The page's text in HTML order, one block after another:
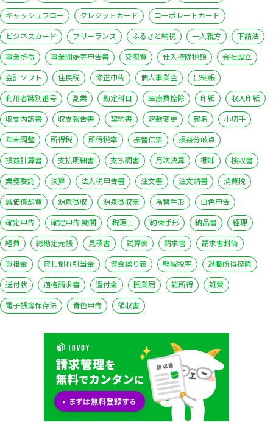
キャッシュフロー
クレジットカード
コーポレートカード
ビジネスカード
フリーランス ふるさと納税 一人親方
下請法
事業所得
事業開始等申告書 交際費 仕入控除税額
会社設立
会計ソフト
住民税 修正申告 個人事業主
出納帳
利用者識別番号
副業 勘定科目 医療費控除 印紙
収入印紙
収支内訳書
収支報告書 契約書 定款変更 宛名
小切手
年末調整
所得税 所得税率 振替伝票
損益分岐点
損益計算書
支払明細書 支払調書 月次決算 棚卸
検収書
業務委託
決算 法人税申告書 注文書 注文請書
消費税
減価償却費
源泉徴収 源泉徴収票 為替手形
白色申告
確定申告
確定申告 期間 税理士 約束手形 納品書
経理
経費
総勘定元帳 見積書 試算表 請求書
請求書封筒
買掛金
貸し倒れ引当金 資金繰り表 軽減税率
退職所得控除
送付状
適格請求書 還付金 開業届 雑所得
雑費
電子帳簿保存法
青色申告 領収書
いますぐ無料登録